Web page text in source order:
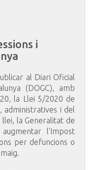
i
al Diari Oficial
(DOGC), amb
la Llei 5/2020 de
administratives i del
la Generalitat de
l'Impost
per defuncions o